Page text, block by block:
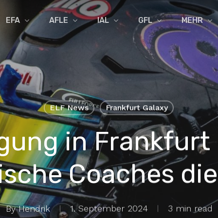
EFA AFLE IAL GFL MEHR
ELF News Frankfurt Galaxy
in Frankfurt
Coaches
By Hendrik 1. September 2024 3 min read